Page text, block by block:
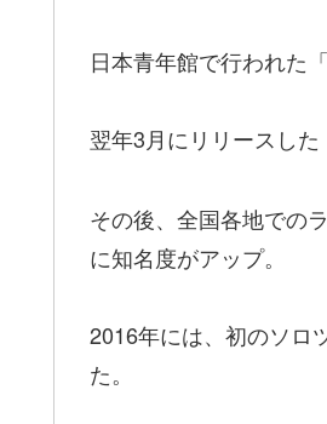
日本青年館で行われた
翌年3月にリリースした
その後、全国各地での
に知名度がアップ。
2016年には、初のソロ
た。